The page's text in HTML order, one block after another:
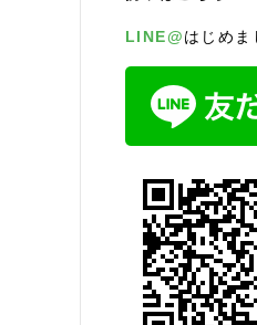
LINE@はじめま